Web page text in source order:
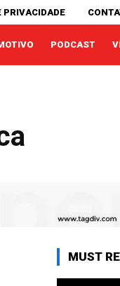
PRIVACIDADE
PODCAST
MUST